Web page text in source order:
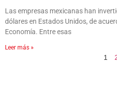
Las empresas mexicanas han
dólares en Estados Unidos, de
Economía. Entre esas
Leer más »
1